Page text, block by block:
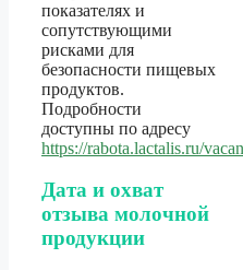
показателях и
сопутствующими
рисками для
безопасности пищевых
продуктов.
Подробности
доступны по адресу
https://rabota.lactalis.ru/
Дата и охват
отзыва молочной
продукции